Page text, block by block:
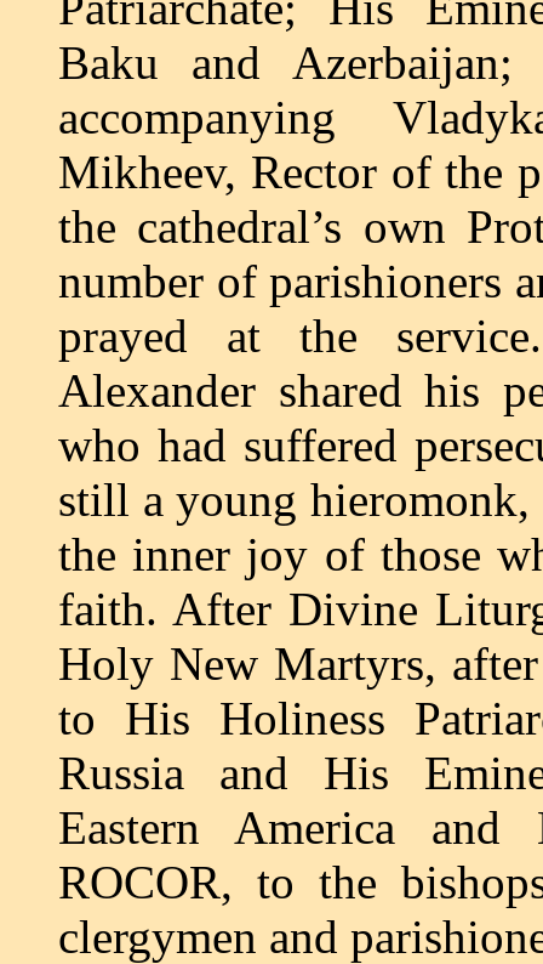
Baku and
accompanying
Mikheev, Rector of the
the cathedral’s own
number of parishioners
prayed at the
Alexander shared his
who had suffered
still a young
the inner joy of those
faith. After Divine
Holy New Martyrs,
to His Holiness
Russia and His
Eastern America
ROCOR, to the
clergymen and